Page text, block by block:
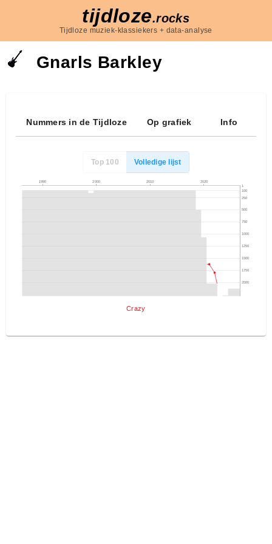
tijdloze.rocks
Tijdloze muziek-klassiekers + data-analyse
Gnarls Barkley
Nummers in de Tijdloze Op grafiek Info
Top 100 Volledige lijst
1990 2000 2010 2020
1
100
250
500
750
1000
1250
1500
1750
2000
Crazy